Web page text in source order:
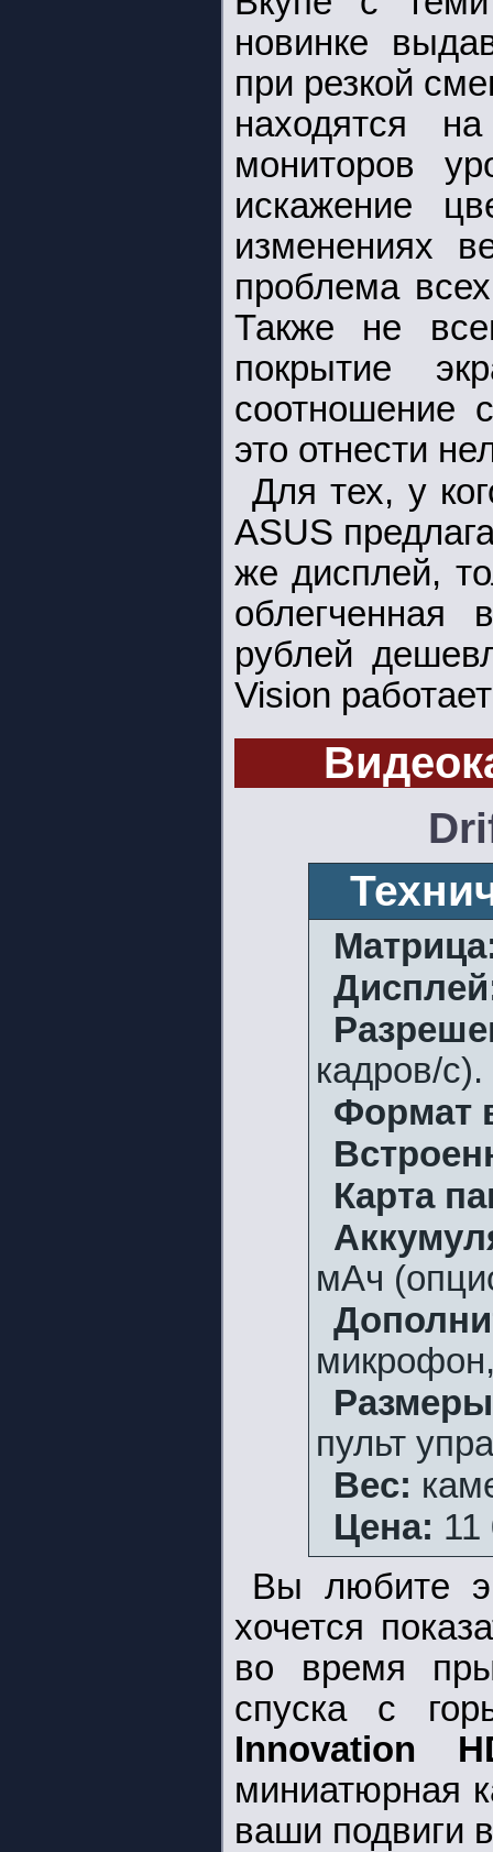
новинке
при резкой
находятся
мониторов
искажение
изменениях
проблема
Также не
покрытие
соотношение
это отнести
Для тех, у
ASUS
же дисплей,
облегченная
рублей
Vision
кадров/с).
Формат
Карта
мАч
пульт
Вес:
Цена: 11
Вы любите
хочется
во время
спуска с
Innovation
миниатюрная
ваши подвиги